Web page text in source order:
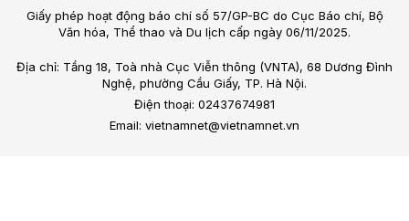
Giấy phép hoạt động báo chí số 57/GP-BC do Cục Báo chí, Bộ
Văn hóa, Thể thao và Du lịch cấp ngày 06/11/2025.
Địa chỉ: Tầng 18, Toà nhà Cục Viễn thông (VNTA), 68 Dương Đình
Nghệ, phường Cầu Giấy, TP. Hà Nội.
Điện thoại: 02437674981
Email: vietnamnet@vietnamnet.vn